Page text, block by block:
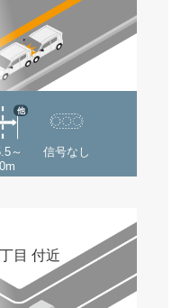
～
他
信号なし
目 付近